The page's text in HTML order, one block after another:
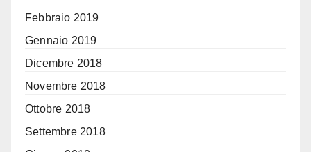
Febbraio 2019
Gennaio 2019
Dicembre 2018
Novembre 2018
Ottobre 2018
Settembre 2018